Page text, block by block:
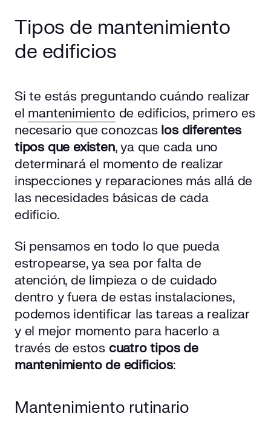
Tipos de mantenimiento
de edificios
Si te estás preguntando cuándo realizar
el mantenimiento de edificios, primero es
necesario que conozcas los diferentes
tipos que existen, ya que cada uno
determinará el momento de realizar
inspecciones y reparaciones más allá de
las necesidades básicas de cada
edificio.
Si pensamos en todo lo que pueda
estropearse, ya sea por falta de
atención, de limpieza o de cuidado
dentro y fuera de estas instalaciones,
podemos identificar las tareas a realizar
y el mejor momento para hacerlo a
través de estos cuatro tipos de
mantenimiento de edificios:
Mantenimiento rutinario